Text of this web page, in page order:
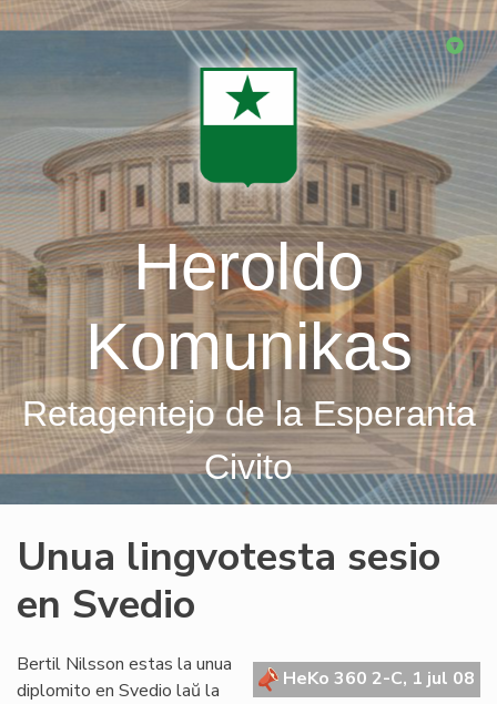
Skip
Heroldo
Komunikas
Retagentejo de la Esperanta
Civito
Unua lingvotesta sesio
en Svedio
HeKo 360 2-C, 1 jul 08
Bertil Nilsson estas la unua
diplomito en Svedio laŭ la